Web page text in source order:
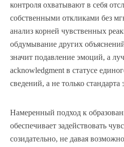
контроля охватывают в себя
собственными откликами без
анализ корней чувственных
обдумывание других
значит подавление эмоций, а
acknowledgment в статусе
сведений, а не только стандарта
Намеренный подход к
обеспечивает задействовать
созидательно, не давая